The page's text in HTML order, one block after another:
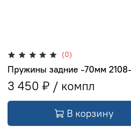
(0)
Пружины задние -70мм 2108-
3 450 ₽
В корзину